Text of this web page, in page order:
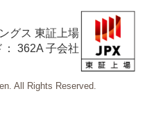
グス 東証上場
362A 子会社
All Rights Reserved.